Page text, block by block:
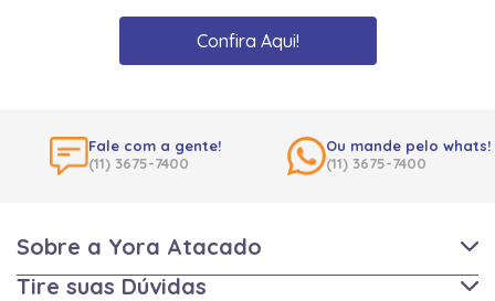
Confira Aqui!
Fale com a gente!
(11) 3675-7400
Ou mande pelo whats!
(11) 3675-7400
Sobre a Yora Atacado
Tire suas Dúvidas